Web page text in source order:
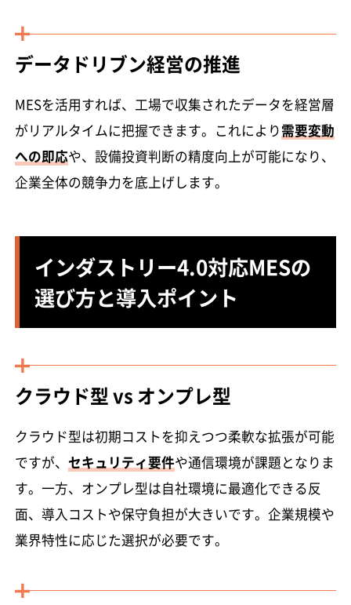
データドリブン経営の推進
MESを活用すれば、工場で収集されたデータを経営層
がリアルタイムに把握できます。これにより需要変動
への即応や、設備投資判断の精度向上が可能になり、
企業全体の競争力を底上げします。
インダストリー4.0対応MESの
選び方と導入ポイント
クラウド型 vs オンプレ型
クラウド型は初期コストを抑えつつ柔軟な拡張が可能
ですが、 セキュリティ要件や通信環境が課題となりま
す。一方、オンプレ型は自社環境に最適化できる反
面、導入コストや保守負担が大きいです。企業規模や
業界特性に応じた選択が必要です。